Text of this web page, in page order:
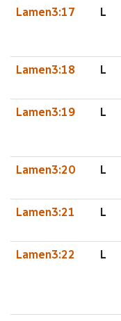
Lamen3:17 L
Lamen3:18 L
Lamen3:19 L
Lamen3:20 L
Lamen3:21 L
Lamen3:22 L